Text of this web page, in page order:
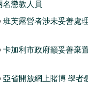
懲教人員
班芙露營者涉未妥善處
卡加利市政府籲妥善棄
亞省開放網上賭博 學者